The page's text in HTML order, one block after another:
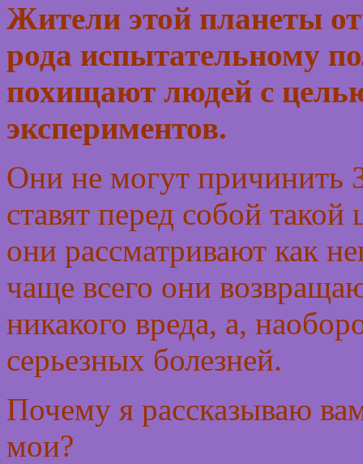
Жители этой планеты
рода испытательному
похищают людей с
экспериментов.
Они не могут причинить
ставят перед собой
они рассматривают как
чаще всего они
никакого вреда, а,
серьезных болезней.
Почему я рассказываю
мои?